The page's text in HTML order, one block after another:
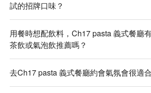
Pasta)｜意式与和风的完美碰撞，口感层次
番茄红酒牛肋炖饭 (Tomato & Red Wine
🥤 招牌饮品
手炒黑糖拿铁｜香甜丝滑，一杯就能带来满
柚子红茶｜清新的柚子果香为经典红茶注入
試的招牌口味？
用餐時想配飲料，Ch17 pasta 義式餐廳
茶飲或氣泡飲推薦嗎？
去Ch17 pasta 義式餐廳約會氣氛會很適